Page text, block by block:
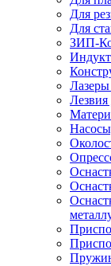
Для
Для
ЗИП-
Лазеры
Лезвия